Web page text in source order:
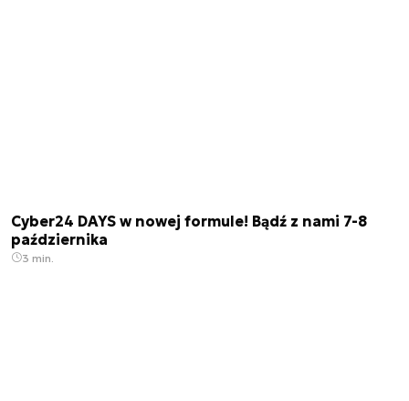
Cyber24 DAYS w nowej formule! Bądź z nami 7-8
października
3 min.